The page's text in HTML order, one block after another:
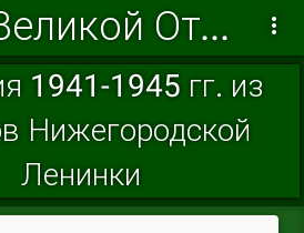
Плакаты Великой Отечественной войны
1941-1945 гг. из
Нижегородской
Ленинки